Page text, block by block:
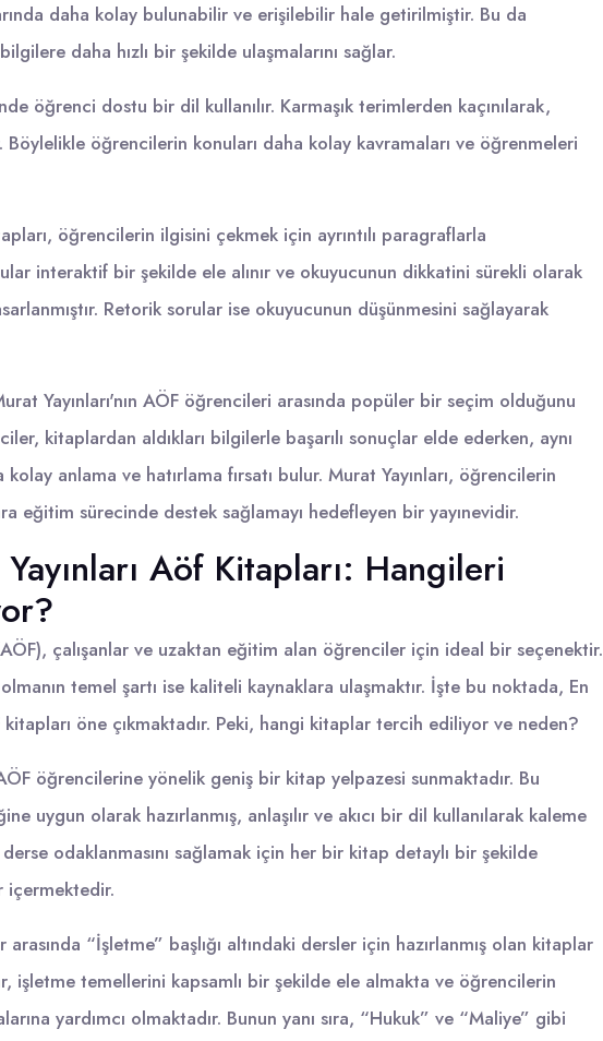
daha kolay bulunabilir ve erişilebilir hale getirilmiştir. Bu da
daha hızlı bir şekilde ulaşmalarını sağlar.
öğrenci dostu bir dil kullanılır. Karmaşık terimlerden kaçınılarak,
Böylelikle öğrencilerin konuları daha kolay kavramaları ve öğrenmeleri
öğrencilerin ilgisini çekmek için ayrıntılı paragraflarla
interaktif bir şekilde ele alınır ve okuyucunun dikkatini sürekli olarak
Retorik sorular ise okuyucunun düşünmesini sağlayarak
Yayınları'nın AÖF öğrencileri arasında popüler bir seçim olduğunu
kitaplardan aldıkları bilgilerle başarılı sonuçlar elde ederken, aynı
anlama ve hatırlama fırsatı bulur. Murat Yayınları, öğrencilerin
eğitim sürecinde destek sağlamayı hedefleyen bir yayınevidir.
Aöf Kitapları: Hangileri
çalışanlar ve uzaktan eğitim alan öğrenciler için ideal bir seçenektir.
temel şartı ise kaliteli kaynaklara ulaşmaktır. İşte bu noktada, En
kitapları öne çıkmaktadır. Peki, hangi kitaplar tercih ediliyor ve neden?
öğrencilerine yönelik geniş bir kitap yelpazesi sunmaktadır. Bu
uygun olarak hazırlanmış, anlaşılır ve akıcı bir dil kullanılarak kaleme
derse odaklanmasını sağlamak için her bir kitap detaylı bir şekilde
içermektedir.
“İşletme” başlığı altındaki dersler için hazırlanmış olan kitaplar
işletme temellerini kapsamlı bir şekilde ele almakta ve öğrencilerin
yardımcı olmaktadır. Bunun yanı sıra, “Hukuk” ve “Maliye” gibi